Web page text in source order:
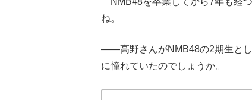
ね。
――高野さんがNMB48の2期生とし
に憧れていたのでしょうか。